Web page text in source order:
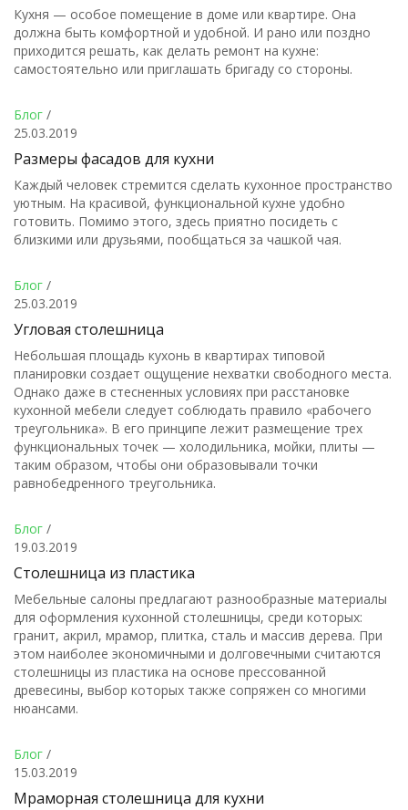
Кухня — особое помещение в доме или квартире. Она
должна быть комфортной и удобной. И рано или поздно
приходится решать, как делать ремонт на кухне:
самостоятельно или приглашать бригаду со стороны.
Блог /
25.03.2019
Размеры фасадов для кухни
Каждый человек стремится сделать кухонное пространство
уютным. На красивой, функциональной кухне удобно
готовить. Помимо этого, здесь приятно посидеть с
близкими или друзьями, пообщаться за чашкой чая.
Блог /
25.03.2019
Угловая столешница
Небольшая площадь кухонь в квартирах типовой
планировки создает ощущение нехватки свободного места.
Однако даже в стесненных условиях при расстановке
кухонной мебели следует соблюдать правило «рабочего
треугольника». В его принципе лежит размещение трех
функциональных точек — холодильника, мойки, плиты —
таким образом, чтобы они образовывали точки
равнобедренного треугольника.
Блог /
19.03.2019
Столешница из пластика
Мебельные салоны предлагают разнообразные материалы
для оформления кухонной столешницы, среди которых:
гранит, акрил, мрамор, плитка, сталь и массив дерева. При
этом наиболее экономичными и долговечными считаются
столешницы из пластика на основе прессованной
древесины, выбор которых также сопряжен со многими
нюансами.
Блог /
15.03.2019
Мраморная столешница для кухни